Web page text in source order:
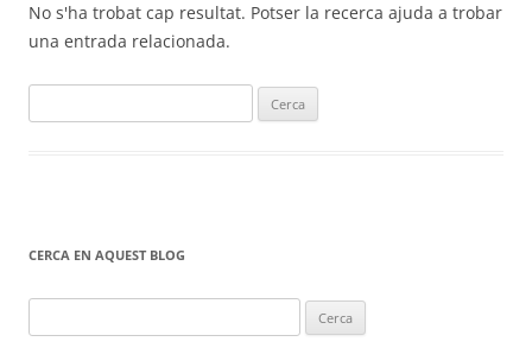
No s'ha trobat cap resultat. Potser la recerca ajuda a trobar
una entrada relacionada.
CERCA EN AQUEST BLOG